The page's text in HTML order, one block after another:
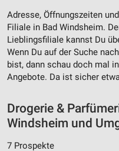
Adresse, Öffnungszeiten
Filiale in Bad Windsheim.
Lieblingsfiliale kannst Du
Wenn Du auf der Suche
bist, dann schau doch mal
Angebote. Da ist sicher
Drogerie &
Windsheim und
7 Prospekte
Verwendung von Profilen
personalisierter Werbung
Erstellung von Profilen
von Inhalten
Verwendung von Profilen
Messung der